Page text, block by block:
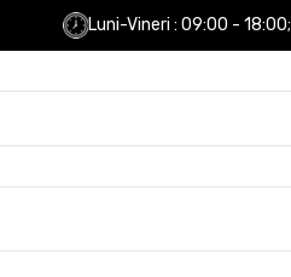
Luni-Vineri : 09:00 - 18:00;